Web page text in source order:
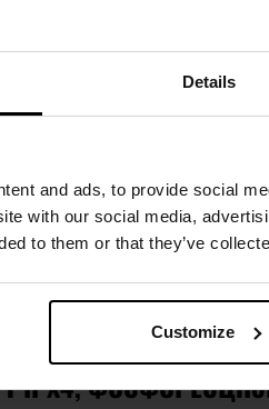
Details
and ads, to provide social
with our social media,
to them or that they’ve
Customize
IPX4,